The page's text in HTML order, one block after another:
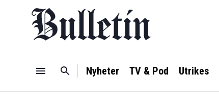
Nyheter TV & Pod Utrikes